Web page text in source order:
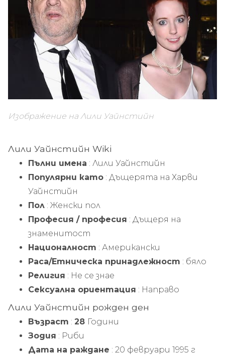
Изображение на Лили Уайнстийн
Лили Уайнстийн Wiki
Пълни имена : Лили Уайнстийн
Популярни като : Дъщерята на Харви
Уайнстийн
Пол : Женски пол
Професия / професия : Дъщеря на
знаменитост
Националност : Американски
Раса/Етническа принадлежност : бяло
Религия : Не се знае
Сексуална ориентация : Направо
Лили Уайнстийн рожден ден
Възраст : 28 Години
Зодия : Риби
Дата на раждане : 20 февруари 1995 г